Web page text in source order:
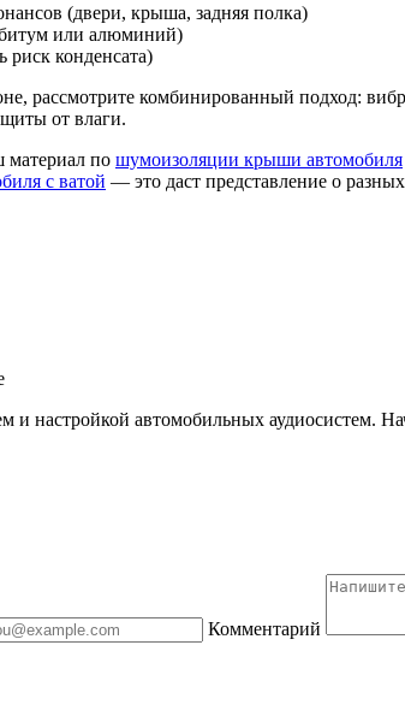
(двери, крыша, задняя полка)
или алюминий)
риск конденсата)
рассмотрите комбинированный подход:
от влаги.
материал по шумоизоляции крыши автомобиля
с ватой — это даст представление о
и настройкой автомобильных аудиосистем.
Комментарий